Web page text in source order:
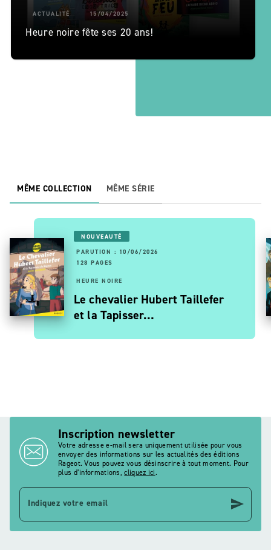
ACTUALITÉ 15/04/2025
Heure noire fête ses 20 ans!
MÊME COLLECTION MÊME SÉRIE
NOUVEAUTÉ
PARUTION : 10/06/2026
128 PAGES
HEURE NOIRE
Le chevalier Hubert Taillefer
et la Tapisser…
Inscription newsletter
Votre adresse e-mail sera uniquement utilisée pour vous
envoyer des informations sur les actualités des éditions
Rageot. Vous pouvez vous désinscrire à tout moment. Pour
plus d’informations,cliquez ici.
Indiquez votre email send